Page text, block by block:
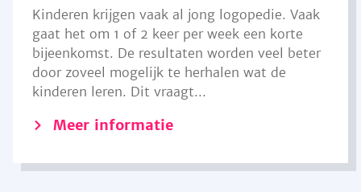
Kinderen krijgen vaak al jong logopedie. Vaak
gaat het om 1 of 2 keer per week een korte
bijeenkomst. De resultaten worden veel beter
door zoveel mogelijk te herhalen wat de
kinderen leren. Dit vraagt...
Meer informatie